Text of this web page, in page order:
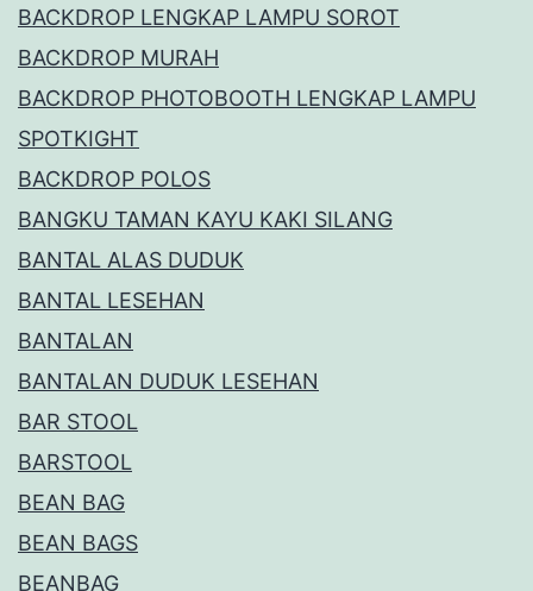
BACKDROP LENGKAP LAMPU SOROT
BACKDROP MURAH
BACKDROP PHOTOBOOTH LENGKAP LAMPU
SPOTKIGHT
BACKDROP POLOS
BANGKU TAMAN KAYU KAKI SILANG
BANTAL ALAS DUDUK
BANTAL LESEHAN
BANTALAN
BANTALAN DUDUK LESEHAN
BAR STOOL
BARSTOOL
BEAN BAG
BEAN BAGS
BEANBAG